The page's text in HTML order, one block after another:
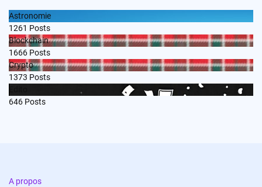
Astronomie
1261 Posts
Blockchain
1666 Posts
Crypto
1373 Posts
646 Posts
A propos